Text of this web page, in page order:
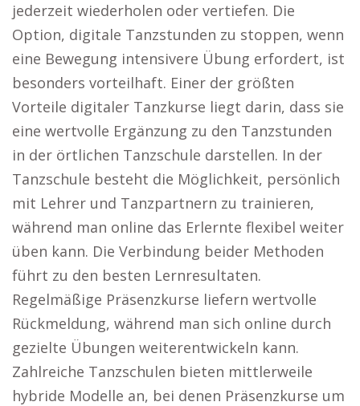
jederzeit wiederholen oder vertiefen. Die
Option, digitale Tanzstunden zu stoppen, wenn
eine Bewegung intensivere Übung erfordert, ist
besonders vorteilhaft. Einer der größten
Vorteile digitaler Tanzkurse liegt darin, dass sie
eine wertvolle Ergänzung zu den Tanzstunden
in der örtlichen Tanzschule darstellen. In der
Tanzschule besteht die Möglichkeit, persönlich
mit Lehrer und Tanzpartnern zu trainieren,
während man online das Erlernte flexibel weiter
üben kann. Die Verbindung beider Methoden
führt zu den besten Lernresultaten.
Regelmäßige Präsenzkurse liefern wertvolle
Rückmeldung, während man sich online durch
gezielte Übungen weiterentwickeln kann.
Zahlreiche Tanzschulen bieten mittlerweile
hybride Modelle an, bei denen Präsenzkurse um